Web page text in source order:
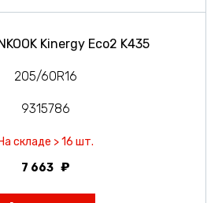
Kinergy Eco2 K435
205/60R16
9315786
На складе > 16 шт.
7 663